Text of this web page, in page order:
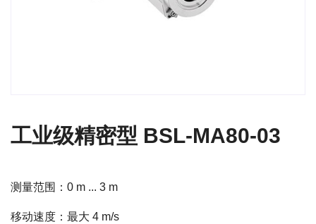
工业级精密型 BSL-MA80-03
测量范围：0 m ... 3 m
移动速度：最大 4 m/s